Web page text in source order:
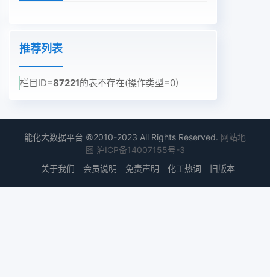
推荐列表
栏目ID=87221的表不存在(操作类型=0)
能化大数据平台 ©2010-2023 All Rights Reserved. 网站地
图 沪ICP备14007155号-3
关于我们
会员说明 免责声明 化工热词 旧版本